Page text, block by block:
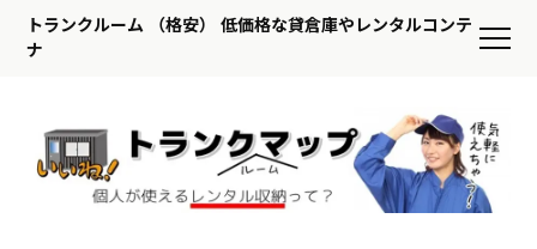
トランクルーム （格安） 低価格な貸倉庫やレンタルコンテ
ナ